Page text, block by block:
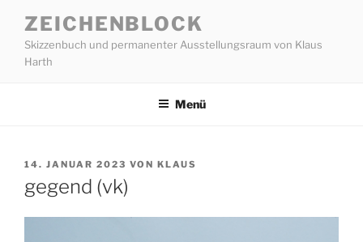
Inhalt
springen
ZEICHENBLOCK
Skizzenbuch und permanenter Ausstellungsraum von Klaus
Harth
Menü
VERÖFFENTLICHT
14. JANUAR 2023 VON KLAUS
gegend (vk)